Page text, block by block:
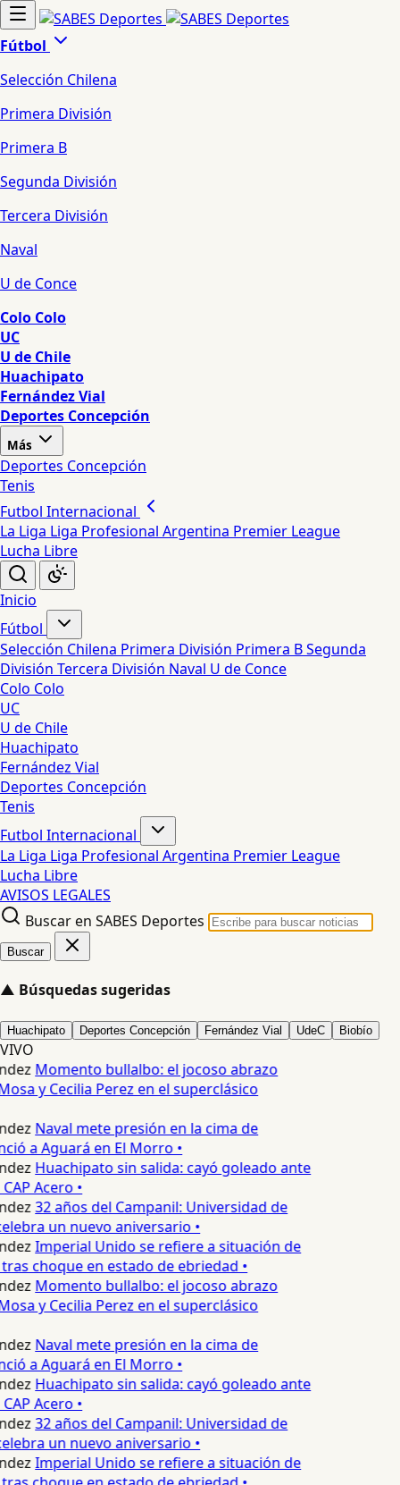
Fútbol
Selección Chilena
Primera División
Primera B
Segunda División
Tercera División
Naval
U de Conce
Colo Colo
UC
U de Chile
Huachipato
Fernández Vial
Deportes Concepción
Más
Deportes Concepción
Tenis
Futbol Internacional
La Liga Liga Profesional Argentina Premier League
Lucha Libre
Inicio
Fútbol
Selección Chilena Primera División Primera BSegunda
División Tercera División Naval U de Conce
Colo Colo
UC
U de Chile
Huachipato
Fernández Vial
Deportes Concepción
Tenis
Futbol Internacional
La Liga Liga Profesional Argentina Premier League
Lucha Libre
AVISOS LEGALES
Buscar en SABES Deportes
Buscar
▲ Búsquedas sugeridas
Huachipato Deportes Concepción Fernández Vial UdeC Biobío
VIVO
Momento bullalbo: el jocoso abrazo
y Cecilia Perez en el superclásico
Naval mete presión en la cima de
a Aguará en El Morro •
Huachipato sin salida: cayó goleado ante
Acero •
32 años del Campanil: Universidad de
un nuevo aniversario •
Imperial Unido se refiere a situación de
choque en estado de ebriedad •
Momento bullalbo: el jocoso abrazo
y Cecilia Perez en el superclásico
Naval mete presión en la cima de
a Aguará en El Morro •
Huachipato sin salida: cayó goleado ante
Acero •
32 años del Campanil: Universidad de
un nuevo aniversario •
Imperial Unido se refiere a situación de